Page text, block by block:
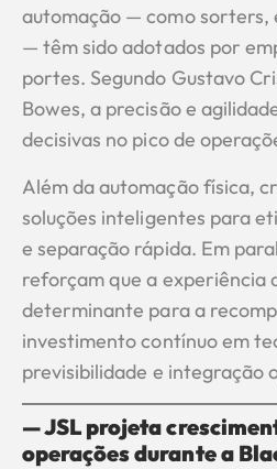
automação — como sorters,
— têm sido adotados por
portes. Segundo Gustavo
Bowes, a precisão e
decisivas no pico de
Além da automação física,
soluções inteligentes para
e separação rápida. Em
reforçam que a experiência
determinante para a
investimento contínuo em
previsibilidade e integração
— JSL projeta
operações durante a